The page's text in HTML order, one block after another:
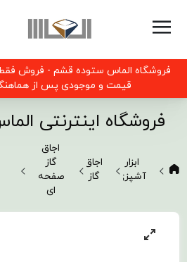
فروشگاه الماس ستوده قشم - فروش فقط
قیمت و موجودی پس از
فروشگاه اینترنتی
ابزار
آشپزی
اجاق
گاز
اجاق
گاز
صفحه
ای